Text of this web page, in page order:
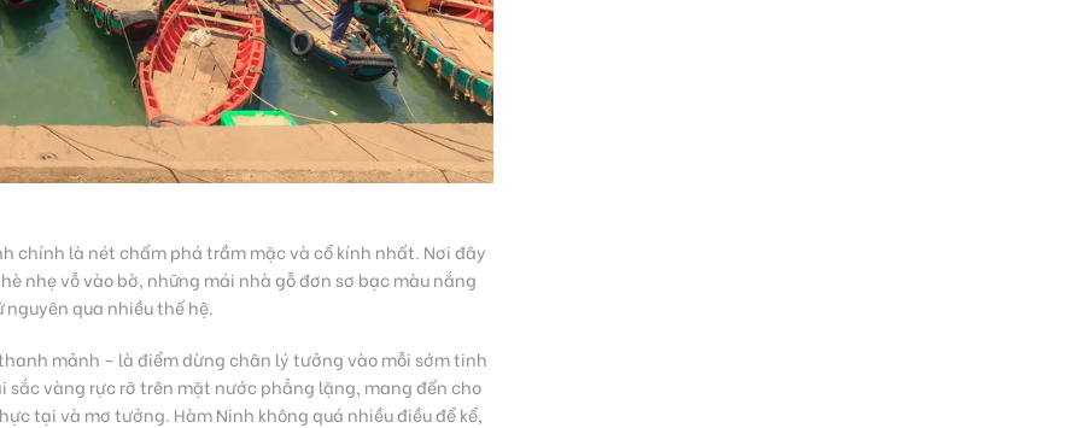
chính là nét chấm phá trầm mặc và cổ kính nhất. Nơi đây
nhẹ vỗ vào bờ, những mái nhà gỗ đơn sơ bạc màu nắng
qua nhiều thế hệ.
mảnh – là điểm dừng chân lý tưởng vào mỗi sớm tinh
vàng rực rỡ trên mặt nước phẳng lặng, mang đến cho
tại và mơ tưởng. Hàm Ninh không quá nhiều điều để kể,